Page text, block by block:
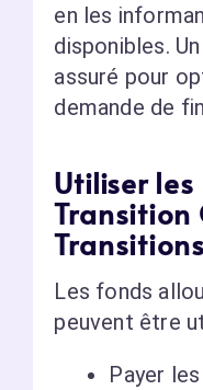
en les
disponibles.
assuré pour
demande de
Utiliser les
Transition
Les fonds
peuvent être
Payer